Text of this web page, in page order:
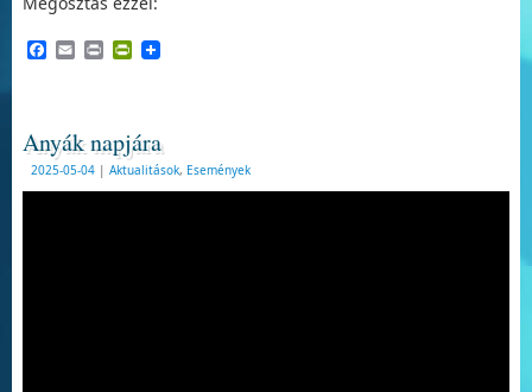
Facebook
EmailPrintPrintFriendly
Anyák napjára
2025-05-04 | Aktualitások, Események